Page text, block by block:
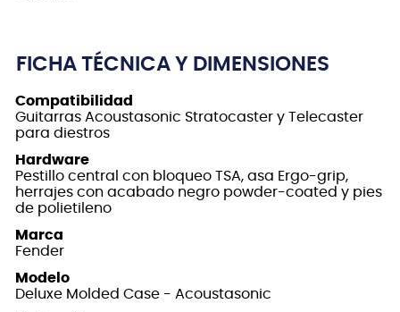
FICHA TÉCNICA Y DIMENSIONES
Compatibilidad
Guitarras Acoustasonic Stratocaster y Telecaster
para diestros
Hardware
Pestillo central con bloqueo TSA, asa Ergo-grip,
herrajes con acabado negro powder-coated y pies
de polietileno
Marca
Fender
Modelo
Deluxe Molded Case - Acoustasonic